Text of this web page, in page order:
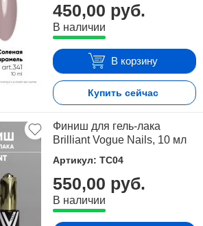
450,00 руб.
В наличии
В корзину
Купить сейчас
Финиш для гель-лака
Brilliant Vogue Nails, 10 мл
Артикул: TC04
550,00 руб.
В наличии